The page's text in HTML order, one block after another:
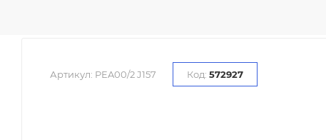
Артикул: PEA00/2 J157 Код: 572927